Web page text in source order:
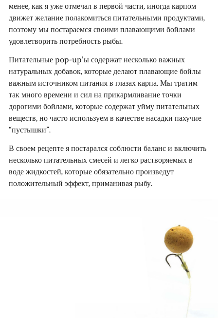
менее, как я уже отмечал в первой части, иногда карпом
движет желание полакомиться питательными продуктами,
поэтому мы постараемся своими плавающими бойлами
удовлетворить потребность рыбы.
Питательные pop-up’ы содержат несколько важных
натуральных добавок, которые делают плавающие бойлы
важным источником питания в глазах карпа. Мы тратим
так много времени и сил на прикармливание точки
дорогими бойлами, которые содержат уйму питательных
веществ, но часто используем в качестве насадки пахучие
“пустышки”.
В своем рецепте я постарался соблюсти баланс и включить
несколько питательных смесей и легко растворяемых в
воде жидкостей, которые обязательно произведут
положительный эффект, приманивая рыбу.